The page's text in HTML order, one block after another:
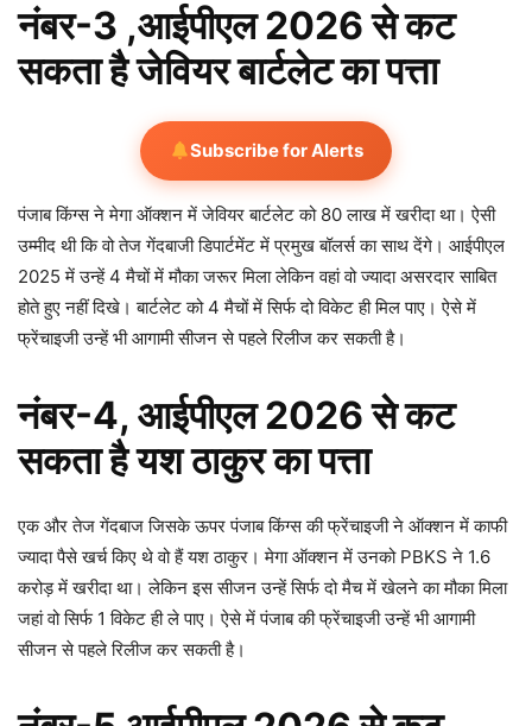
नंबर-3 ,आईपीएल 2026 से कट
सकता है जेवियर बार्टलेट का पत्ता
Subscribe for Alerts
पंजाब किंग्स ने मेगा ऑक्शन में जेवियर बार्टलेट को 80 लाख में खरीदा था। ऐसी
उम्मीद थी कि वो तेज गेंदबाजी डिपार्टमेंट में प्रमुख बॉलर्स का साथ देंगे। आईपीएल
2025 में उन्हें 4 मैचों में मौका जरूर मिला लेकिन वहां वो ज्यादा असरदार साबित
होते हुए नहीं दिखे। बार्टलेट को 4 मैचों में सिर्फ दो विकेट ही मिल पाए। ऐसे में
फ्रेंचाइजी उन्हें भी आगामी सीजन से पहले रिलीज कर सकती है।
नंबर-4, आईपीएल 2026 से कट
सकता है यश ठाकुर का पत्ता
एक और तेज गेंदबाज जिसके ऊपर पंजाब किंग्स की फ्रेंचाइजी ने ऑक्शन में काफी
ज्यादा पैसे खर्च किए थे वो हैं यश ठाकुर। मेगा ऑक्शन में उनको PBKS ने 1.6
करोड़ में खरीदा था। लेकिन इस सीजन उन्हें सिर्फ दो मैच में खेलने का मौका मिला
जहां वो सिर्फ 1 विकेट ही ले पाए। ऐसे में पंजाब की फ्रेंचाइजी उन्हें भी आगामी
सीजन से पहले रिलीज कर सकती है।